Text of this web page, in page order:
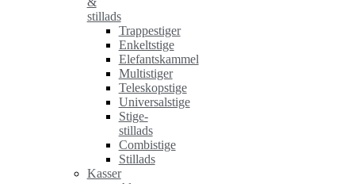
stillads
Trappestiger
Enkeltstige
Elefantskammel
Multistiger
Teleskopstige
Universalstige
Stige-
stillads
Combistige
Stillads
Kasser